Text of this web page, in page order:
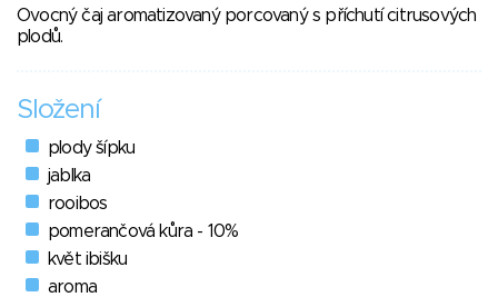
Ovocný čaj aromatizovaný porcovaný s příchutí citrusových
plodů.
Složení
plody šípku
jablka
rooibos
pomerančová kůra - 10%
květ ibišku
aroma